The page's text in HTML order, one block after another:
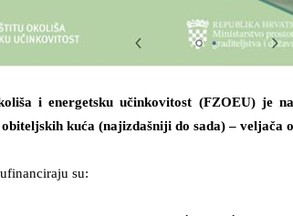
i energetsku učinkovitost (FZOEU) je
kuća (najizdašniji do sada) – veljača
su: